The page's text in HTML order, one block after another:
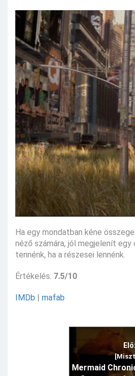
Ha egy mondatban kéne
néző számára, jól megjelenít egy
tennénk, ha a részesei lennénk.
Értékelés: 7.5/10
IMDb | mafab
Mermaid